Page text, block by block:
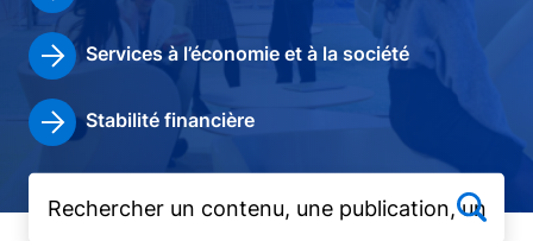
Services à l’économie et à la société
Stabilité financière